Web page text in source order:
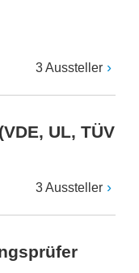
3 Aussteller
UL, TÜV
3 Aussteller